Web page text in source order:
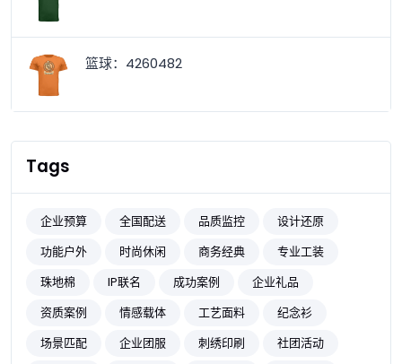
篮球：4260482
Tags
企业预算 全国配送 品质监控
设计还原
功能户外
时尚休闲 商务经典
专业工装
珠地棉
IP联名 成功案例
企业礼品
资质案例
情感载体 工艺面料
纪念衫
场景匹配
企业团服 刺绣印刷
社团活动